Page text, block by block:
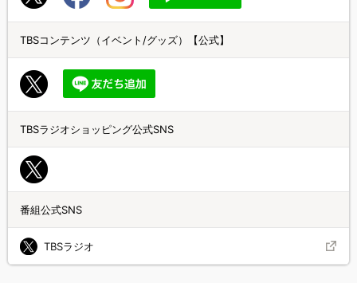
TBSコンテンツ（イベント/グッズ）【公式】
TBSラジオショッピング公式SNS
番組公式SNS
TBSラジオ